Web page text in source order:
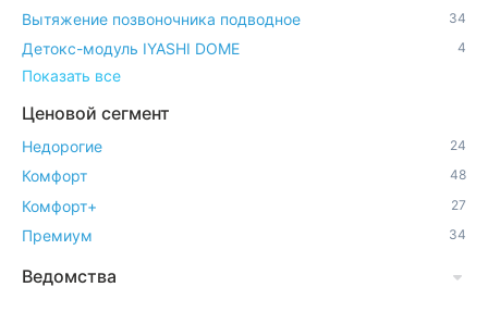
Вытяжение позвоночника подводное 34
Детокс-модуль IYASHI DOME 4
Показать все
Ценовой сегмент
Недорогие 24
Комфорт 48
Комфорт+ 27
Премиум 34
Ведомства